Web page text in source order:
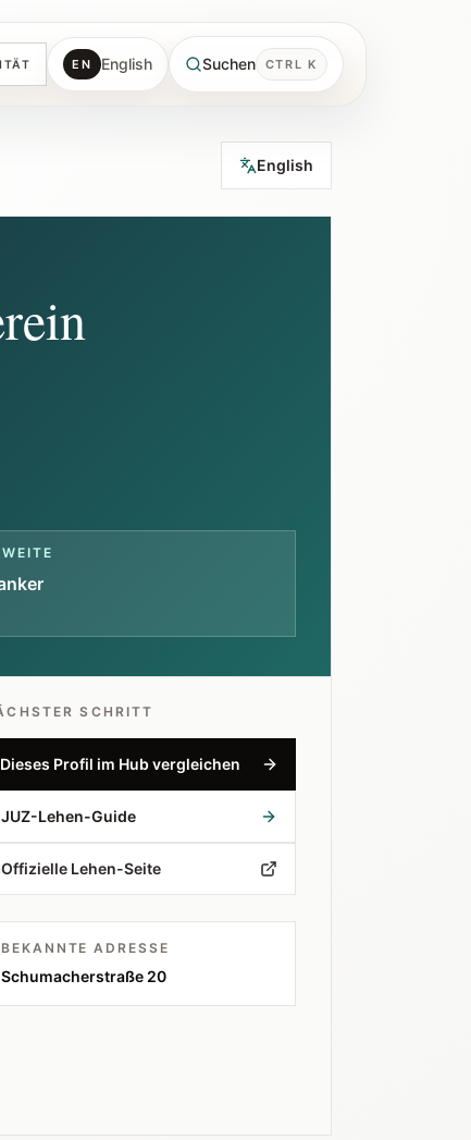
EN English Suchen CTRL K
English
SCHRITT
Dieses Profil im Hub vergleichen
JUZ-Lehen-Guide
Offizielle Lehen-Seite
BEKANNTE ADRESSE
Schumacherstraße 20